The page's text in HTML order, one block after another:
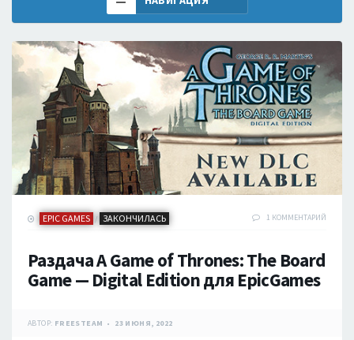
EPIC GAMES / ЗАКОНЧИЛАСЬ 1 КОММЕНТАРИЙ
Раздача A Game of Thrones: The Board
Game — Digital Edition для EpicGames
АВТОР: FREESTEAM 23 ИЮНЯ, 2022